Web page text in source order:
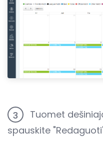
3
Tuomet
spauskite